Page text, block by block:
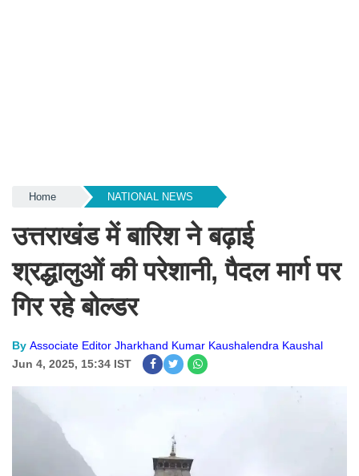
Home NATIONAL NEWS
उत्तराखंड में बारिश ने बढ़ाई
श्रद्धालुओं की परेशानी, पैदल मार्ग पर
गिर रहे बोल्डर
By Associate Editor Jharkhand Kumar Kaushalendra Kaushal
Jun 4, 2025, 15:34 IST